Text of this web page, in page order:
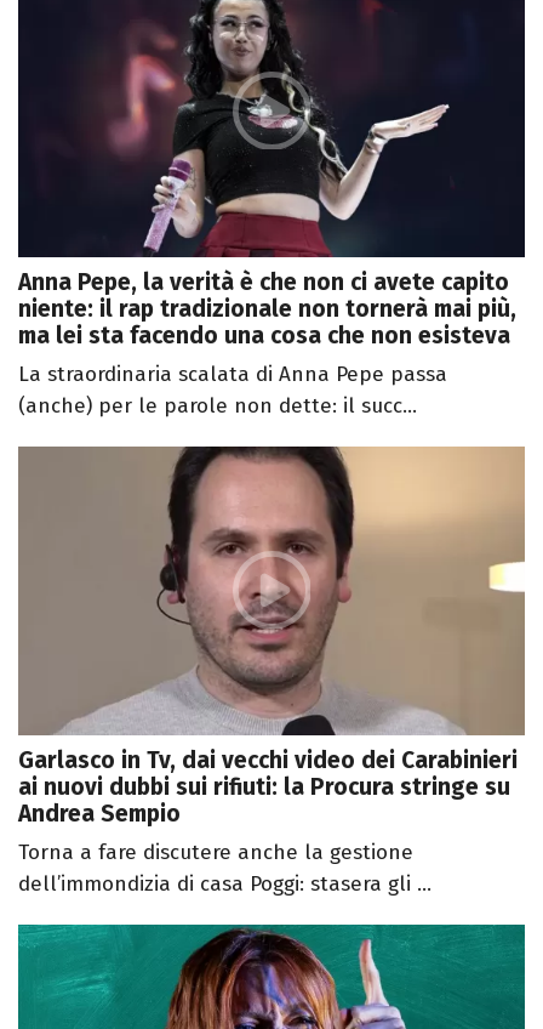
Anna Pepe, la verità è che non ci avete capito
niente: il rap tradizionale non tornerà mai più,
ma lei sta facendo una cosa che non esisteva
La straordinaria scalata di Anna Pepe passa
(anche) per le parole non dette: il succ...
Garlasco in Tv, dai vecchi video dei Carabinieri
ai nuovi dubbi sui rifiuti: la Procura stringe su
Andrea Sempio
Torna a fare discutere anche la gestione
dell’immondizia di casa Poggi: stasera gli ...